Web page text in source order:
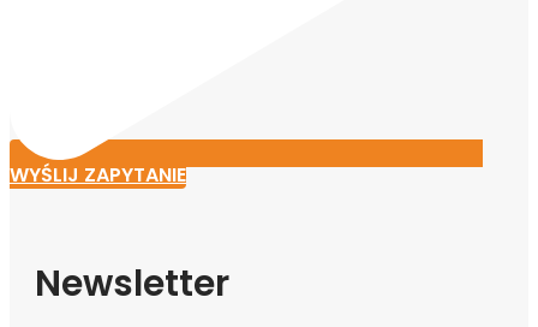
WYŚLIJ ZAPYTANIE
Newsletter